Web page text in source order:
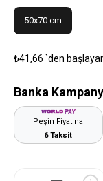
50x70 cm
₺41,66 `den
Banka
Peşin Fiyatına
6 Taksit